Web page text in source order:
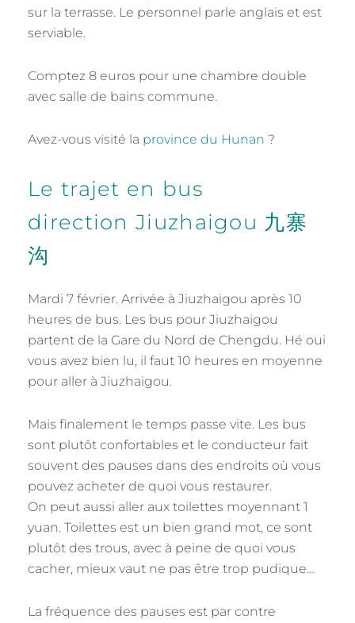
sur la terrasse. Le personnel parle anglais et est
serviable.
Comptez 8 euros pour une chambre double
avec salle de bains commune.
Avez-vous visité la province du Hunan ?
Le trajet en bus
direction Jiuzhaigou 九寨
沟
Mardi 7 février. Arrivée à Jiuzhaigou après 10
heures de bus. Les bus pour Jiuzhaigou
partent de la Gare du Nord de Chengdu. Hé oui
vous avez bien lu, il faut 10 heures en moyenne
pour aller à Jiuzhaigou.
Mais finalement le temps passe vite. Les bus
sont plutôt confortables et le conducteur fait
souvent des pauses dans des endroits où vous
pouvez acheter de quoi vous restaurer.
On peut aussi aller aux toilettes moyennant 1
yuan. Toilettes est un bien grand mot, ce sont
plutôt des trous, avec à peine de quoi vous
cacher, mieux vaut ne pas être trop pudique…
La fréquence des pauses est par contre